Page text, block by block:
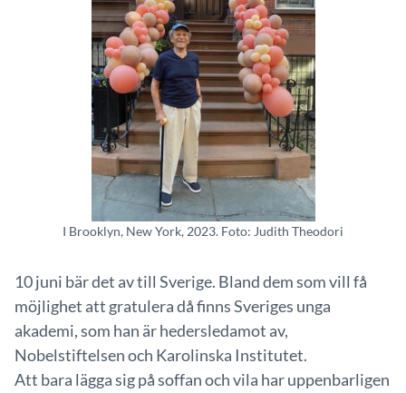
I Brooklyn, New York, 2023. Foto: Judith Theodori
10 juni bär det av till Sverige. Bland dem som vill få
möjlighet att gratulera då finns Sveriges unga
akademi, som han är hedersledamot av,
Nobelstiftelsen och Karolinska Institutet.
Att bara lägga sig på soffan och vila har uppenbarligen